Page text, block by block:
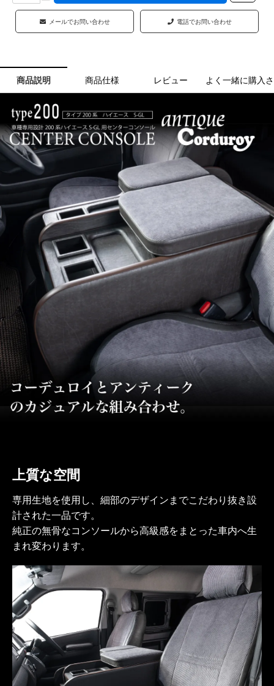
メールでお問い合わせ 電話でお問い合わせ
商品説明 商品仕様 レビュー よく一緒に購入
上質な空間
専用生地を使用し、細部のデザインまでこだわり抜き設
計された一品です。
純正の無骨なコンソールから高級感をまとった車内へ生
まれ変わります。